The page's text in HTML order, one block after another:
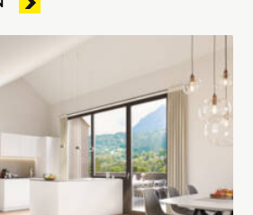
wichtig ist für uns die